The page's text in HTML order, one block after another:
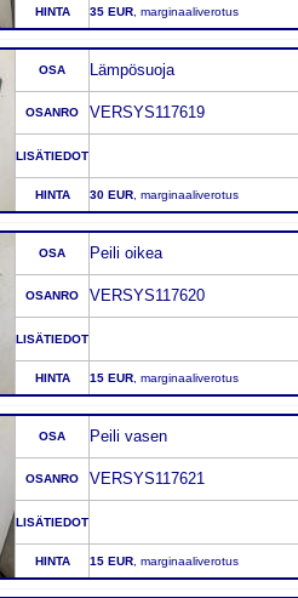
HINTA 35 EUR , marginaaliverotus
OSA Lämpösuoja
OSANRO VERSYS117619
LISÄTIEDOT
HINTA 30 EUR , marginaaliverotus
OSA Peili oikea
OSANRO VERSYS117620
LISÄTIEDOT
HINTA 15 EUR , marginaaliverotus
OSA Peili vasen
OSANRO VERSYS117621
LISÄTIEDOT
HINTA 15 EUR , marginaaliverotus